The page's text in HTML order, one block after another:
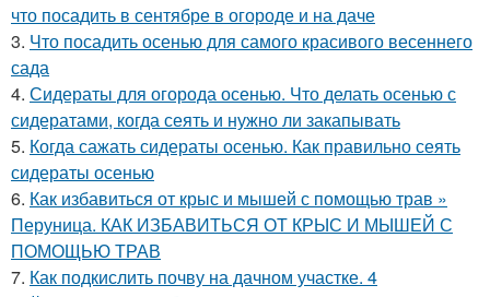
что посадить в сентябре в огороде и на даче
3. Что посадить осенью для самого красивого весеннего
сада
4. Сидераты для огорода осенью. Что делать осенью с
сидератами, когда сеять и нужно ли закапывать
5. Когда сажать сидераты осенью. Как правильно сеять
сидераты осенью
6. Как избавиться от крыс и мышей с помощью трав »
Перуница. КАК ИЗБАВИТЬСЯ ОТ КРЫС И МЫШЕЙ С
ПОМОЩЬЮ ТРАВ
7. Как подкислить почву на дачном участке. 4